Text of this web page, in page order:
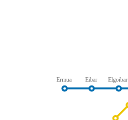
Ermua Eibar Elgoibar